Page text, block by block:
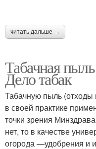
читать дальше →
Табачная
Дело табак
Табачную пыль (отходы
в своей практике
точки зрения
нет, то в качестве
огорода —удобрения и